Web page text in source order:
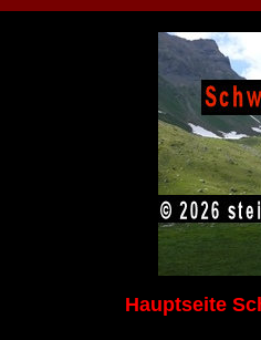
Hauptseite